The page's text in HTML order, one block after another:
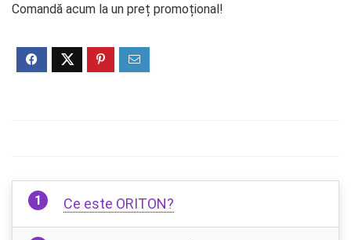
Comandă acum la un preț promoțional!
Ce este ORITON?